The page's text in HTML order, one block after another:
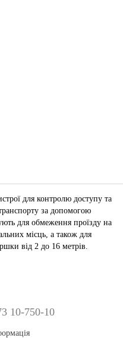
для контролю доступу та
за допомогою
для обмеження проїзду на
місць, а також для
від 2 до 16 метрів.
10-750-10